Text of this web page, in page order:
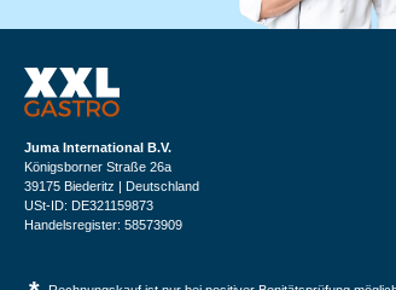
Juma International B.V.
Königsborner Straße 26a
39175 Biederitz | Deutschland
USt-ID: DE321159873
Handelsregister: 58573909